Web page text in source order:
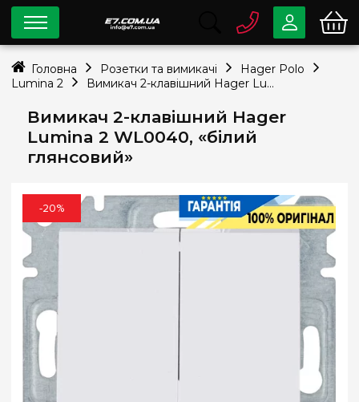
Вимикач 2-клавішний Hager
Lumina 2 WL0040, «білий
глянсовий»
-20%
0 80033-63-07
Безкоштовно
info@e7.com.ua
044334-79-78
Viber Telegram
Головна Розетки та вимикачі
Hager Polo
Lumina 2
Вимикач 2-клавішний Hager Lumina 2 WL0040, «білий глянсовий»